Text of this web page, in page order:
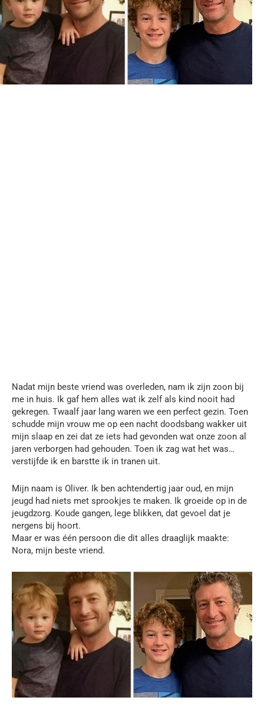
Nadat mijn beste vriend was overleden, nam ik zijn zoon bij
me in huis. Ik gaf hem alles wat ik zelf als kind nooit had
gekregen. Twaalf jaar lang waren we een perfect gezin. Toen
schudde mijn vrouw me op een nacht doodsbang wakker uit
mijn slaap en zei dat ze iets had gevonden wat onze zoon al
jaren verborgen had gehouden. Toen ik zag wat het was…
verstijfde ik en barstte ik in tranen uit.
Mijn naam is Oliver. Ik ben achtendertig jaar oud, en mijn
jeugd had niets met sprookjes te maken. Ik groeide op in de
jeugdzorg. Koude gangen, lege blikken, dat gevoel dat je
nergens bij hoort.
Maar er was één persoon die dit alles draaglijk maakte:
Nora, mijn beste vriend.